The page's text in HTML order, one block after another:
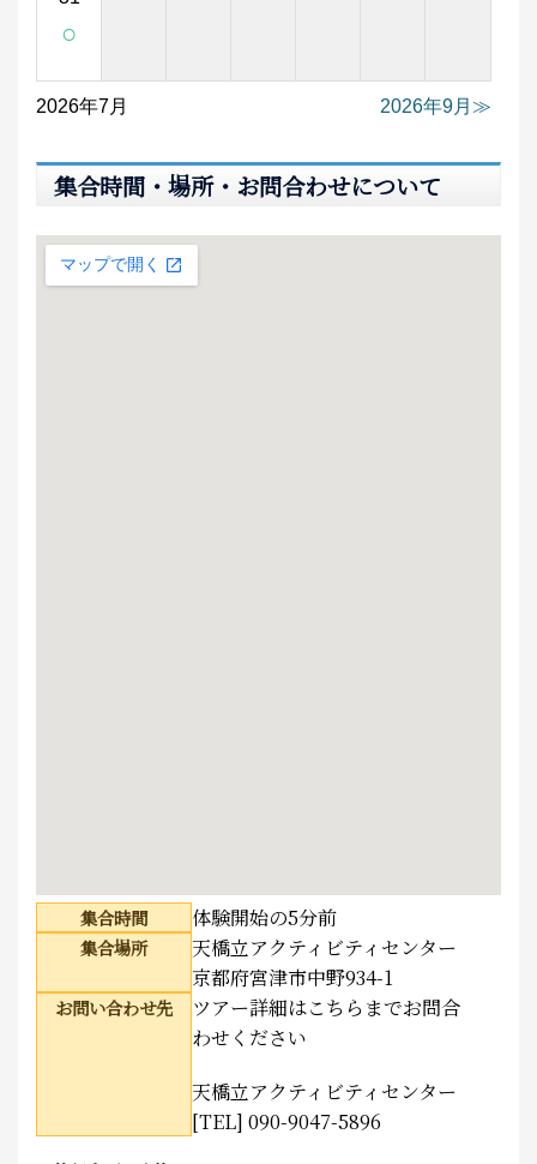
○
2026年7月 2026年9月
集合時間・場所・お問合わせについて
集合時間 体験開始の5分前
集合場所
天橋立アクティビティセンター
京都府宮津市中野934-1
お問い合わせ先
ツアー詳細はこちらまでお問合
わせください
天橋立アクティビティセンター
[TEL] 090-9047-5896